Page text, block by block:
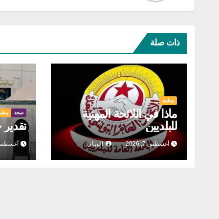
ذات صلة
وطنية
ماذا في اللائحة المهنية
للبلديين
أغسطس 7, 2026 البيان
صحة
أغسطس 6,